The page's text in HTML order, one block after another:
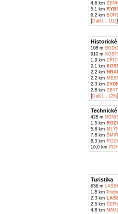
4,6 km
5,1 km RYBÍ
6,2 km
[Další... (11)]
108 m
910 m
1,9 km
2,1 km
2,2 km
2,2 km
2,3 km
2,8 km
[Další... (26)]
428 m
1,5 km
5,8 km
7,8 km
8,3 km
10,0 km
Turistika
636 m
1,8 km
2,3 km
2,5 km
4,8 km